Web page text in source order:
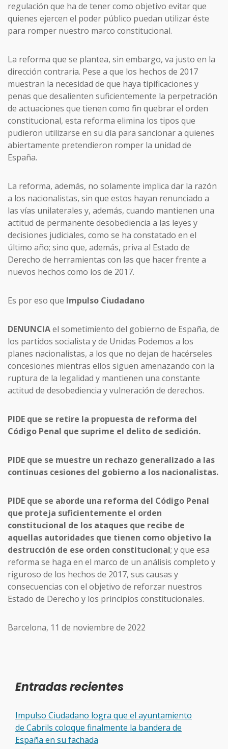
regulación que ha de tener como objetivo evitar que
quienes ejercen el poder público puedan utilizar éste
para romper nuestro marco constitucional.
La reforma que se plantea, sin embargo, va justo en la
dirección contraria. Pese a que los hechos de 2017
muestran la necesidad de que haya tipificaciones y
penas que desalienten suficientemente la perpetración
de actuaciones que tienen como fin quebrar el orden
constitucional, esta reforma elimina los tipos que
pudieron utilizarse en su día para sancionar a quienes
abiertamente pretendieron romper la unidad de
España.
La reforma, además, no solamente implica dar la razón
a los nacionalistas, sin que estos hayan renunciado a
las vías unilaterales y, además, cuando mantienen una
actitud de permanente desobediencia a las leyes y
decisiones judiciales, como se ha constatado en el
último año; sino que, además, priva al Estado de
Derecho de herramientas con las que hacer frente a
nuevos hechos como los de 2017.
Es por eso que Impulso Ciudadano
DENUNCIAel sometimiento del gobierno de España, de
los partidos socialista y de Unidas Podemos a los
planes nacionalistas, a los que no dejan de hacérseles
concesiones mientras ellos siguen amenazando con la
ruptura de la legalidad y mantienen una constante
actitud de desobediencia y vulneración de derechos.
PIDE que se retire la propuesta de reforma del
Código Penal que suprime el delito de sedición.
PIDE que se muestre un rechazo generalizado a las
continuas cesiones del gobierno a los nacionalistas.
PIDE que se aborde una reforma del Código Penal
que proteja suficientemente el orden
constitucional de los ataques que recibe de
aquellas autoridades que tienen como objetivo la
destrucción de ese orden constitucional; y que esa
reforma se haga en el marco de un análisis completo y
riguroso de los hechos de 2017, sus causas y
consecuencias con el objetivo de reforzar nuestros
Estado de Derecho y los principios constitucionales.
Barcelona, 11 de noviembre de 2022
Entradas recientes
Impulso Ciudadano logra que el ayuntamiento
de Cabrils coloque finalmente la bandera de
España en su fachada